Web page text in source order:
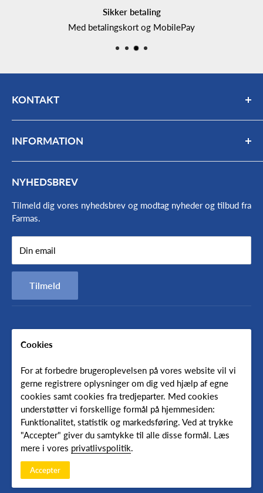
Sikker betaling
Med betalingskort og MobilePay
KONTAKT
Mail:bogholderi@farmas.dk
Mandag - fredag: 7:30 - 16:00
Værkstedets åbningstider:
Mandag - onsdag 7:30- 15:45
Torsdag - fredag 7:30-15:30
åbningstid.
Ved brug af vagt-telefonen pålægges et tilkaldegebyr på 750,-
INFORMATION
Find vej og åbningstider
Om os
Medarbejdere
Nyheder
Handelsbetingelser
Persondatapolitik
NYHEDSBREV
Tilmeld dig vores nyhedsbrev og modtag nyheder og tilbud fra
Farmas.
Din email
Tilmeld
Oversæt
English
© 2026 Farmas
Cookies
For at forbedre brugeroplevelsen på vores website vil vi
gerne registrere oplysninger om dig ved hjælp af egne
cookies samt cookies fra tredjeparter. Med cookies
understøtter vi forskellige formål på hjemmesiden:
Funktionalitet, statistik og markedsføring. Ved at trykke
"Accepter" giver du samtykke til alle disse formål. Læs
mere i vores privatlivspolitik.
Accepter